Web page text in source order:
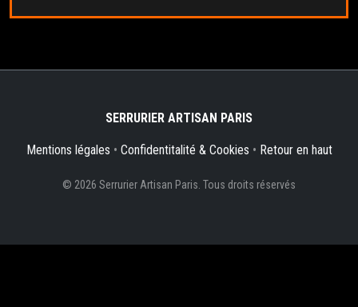
SERRURIER ARTISAN PARIS
Mentions légales • Confidentitalité & Cookies • Retour en haut
© 2026 Serrurier Artisan Paris. Tous droits réservés